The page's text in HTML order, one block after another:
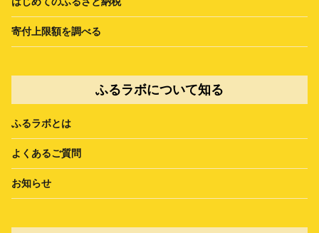
寄付上限額を調べる
ふるラボについて知る
ふるラボとは
よくあるご質問
お知らせ